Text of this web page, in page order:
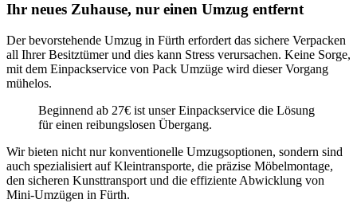
Ihr neues Zuhause, nur einen Umzug entfernt
Der bevorstehende Umzug in Fürth erfordert das sichere Verpacken
all Ihrer Besitztümer und dies kann Stress verursachen. Keine Sorge,
mit dem Einpackservice von Pack Umzüge wird dieser Vorgang
mühelos.
Beginnend ab 27€ ist unser Einpackservice die Lösung
für einen reibungslosen Übergang.
Wir bieten nicht nur konventionelle Umzugsoptionen, sondern sind
auch spezialisiert auf Kleintransporte, die präzise Möbelmontage,
den sicheren Kunsttransport und die effiziente Abwicklung von
Mini-Umzügen in Fürth.